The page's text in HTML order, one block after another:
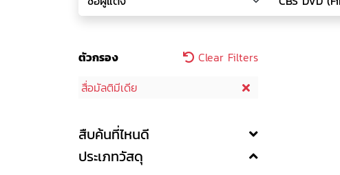
ตัวกรอง
Clear Filters
สื่อมัลติมีเดีย
สืบค้นที่ไหนดี
ประเภทวัสดุ